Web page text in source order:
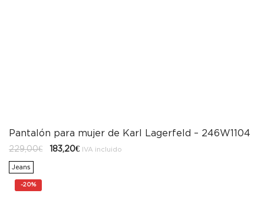
Pantalón para mujer de Karl Lagerfeld – 246W1104
229,00€
El183,20€ElIVA incluido
Jeans
-20%